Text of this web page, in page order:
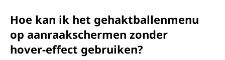
Hoe kan ik het gehaktballenmenu
op aanraakschermen zonder
hover-effect gebruiken?